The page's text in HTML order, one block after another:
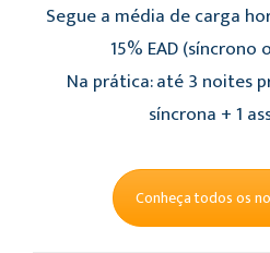
Segue a média de carga
15% EAD (síncrono
Na prática: até 3 noites
síncrona + 1
Conheça todos os